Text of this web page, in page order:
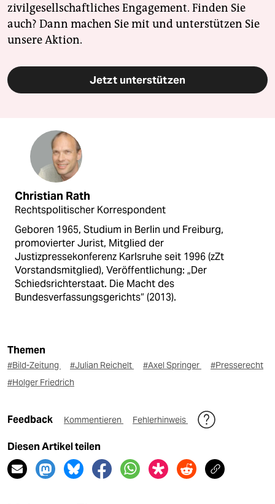
zivilgesellschaftliches Engagement. Finden Sie
auch? Dann machen Sie mit und unterstützen Sie
unsere Aktion.
Jetzt unterstützen
Christian Rath
Rechtspolitischer Korrespondent
Geboren 1965, Studium in Berlin und Freiburg,
promovierter Jurist, Mitglied der
Justizpressekonferenz Karlsruhe seit 1996 (zZt
Vorstandsmitglied), Veröffentlichung: „Der
Schiedsrichterstaat. Die Macht des
Bundesverfassungsgerichts“ (2013).
Themen
#Bild-Zeitung #Julian Reichelt #Axel Springer
#Presserecht
#Holger Friedrich
Feedback Kommentieren Fehlerhinweis
Diesen Artikel teilen